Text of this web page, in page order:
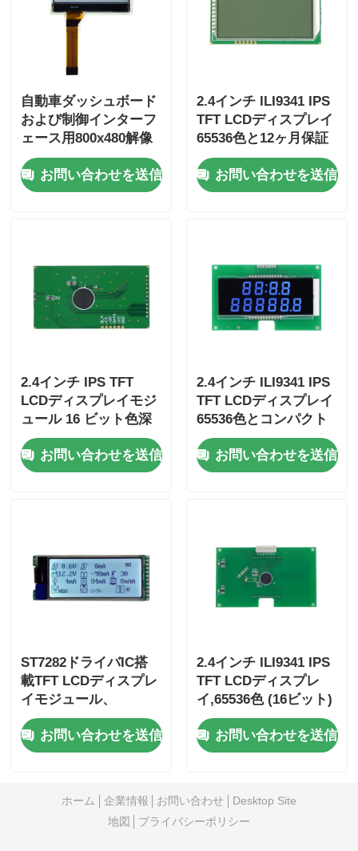
自動車ダッシュボード
および制御インターフ
ェース用800x480解像
度65536色16ビット
TFT LCDディスプレイ
お問い合わせを送信
2.4インチ ILI9341 IPS
TFT LCDディスプレイ
65536色と12ヶ月保証
お問い合わせを送信
2.4インチ IPS TFT
LCDディスプレイモジ
ュール 16 ビット色深
さ
105.5mm*67.2mm*3.0
mm サイズと800:1コ
お問い合わせを送信
2.4インチ ILI9341 IPS
TFT LCDディスプレイ
65536色とコンパクト
105.5mm*67.2mm*3.0
mm 寸法
お問い合わせを送信
ST7282ドライバIC搭
載TFT LCDディスプレ
イモジュール、
0.1905mm×0.0635mm
ピクセルピッチ、12ヶ
月保証付き
お問い合わせを送信
2.4インチ ILI9341 IPS
TFT LCDディスプレ
イ,65536色 (16ビット)
と高コントラスト比
(800:1から1000:1)
お問い合わせを送信
ホーム 企業情報 お問い合わせ
Desktop Site
地図
プライバシーポリシー